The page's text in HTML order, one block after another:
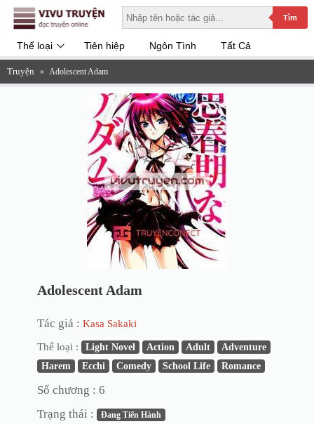
Tìm
Thể loại Tiên hiệp Ngôn Tình Tất Cả
Truyện » Adolescent Adam
Adolescent Adam
Tác giả : Kasa Sakaki
Thể loại : Light Novel Action Adult
Adventure
Harem
Ecchi Comedy School Life Romance
Số chương : 6
Trạng thái :
Đang Tiến Hành